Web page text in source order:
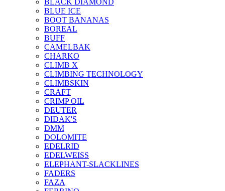
BLACK DIAMOND
BLUE ICE
BOOT BANANAS
BOREAL
BUFF
CAMELBAK
CHARKO
CLIMB X
CLIMBING TECHNOLOGY
CLIMBSKIN
CRAFT
CRIMP OIL
DEUTER
DIDAK'S
DMM
DOLOMITE
EDELRID
EDELWEISS
ELEPHANT-SLACKLINES
FADERS
FAZA